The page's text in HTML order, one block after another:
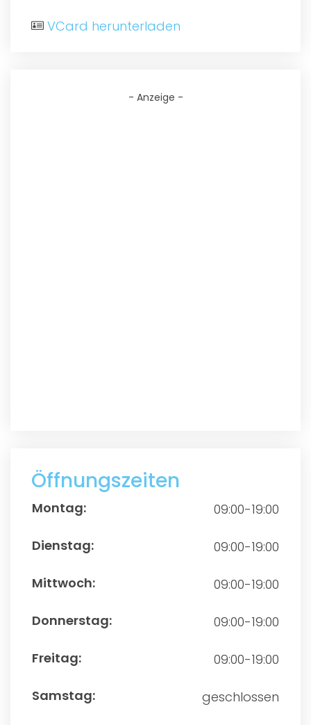
VCard herunterladen
- Anzeige -
Öffnungszeiten
09:00-19:00
09:00-19:00
09:00-19:00
09:00-19:00
09:00-19:00
geschlossen